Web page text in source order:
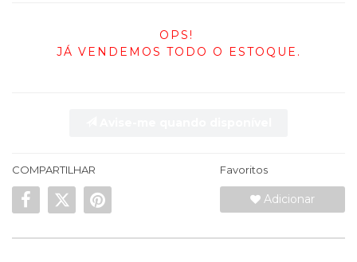
OPS!
JÁ VENDEMOS TODO O ESTOQUE.
COMPARTILHAR Favoritos
Adicionar